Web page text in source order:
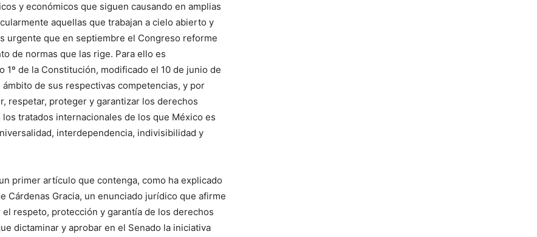
y económicos que siguen causando en amplias
aquellas que trabajan a cielo abierto y
urgente que en septiembre el Congreso reforme
de normas que las rige. Para ello es
de la Constitución, modificado el 10 de junio de
de sus respectivas competencias, y por
respetar, proteger y garantizar los derechos
tratados internacionales de los que México es
interdependencia, indivisibilidad y
primer artículo que contenga, como ha explicado
Gracia, un enunciado jurídico que afirme
respeto, protección y garantía de los derechos
dictaminar y aprobar en el Senado la iniciativa